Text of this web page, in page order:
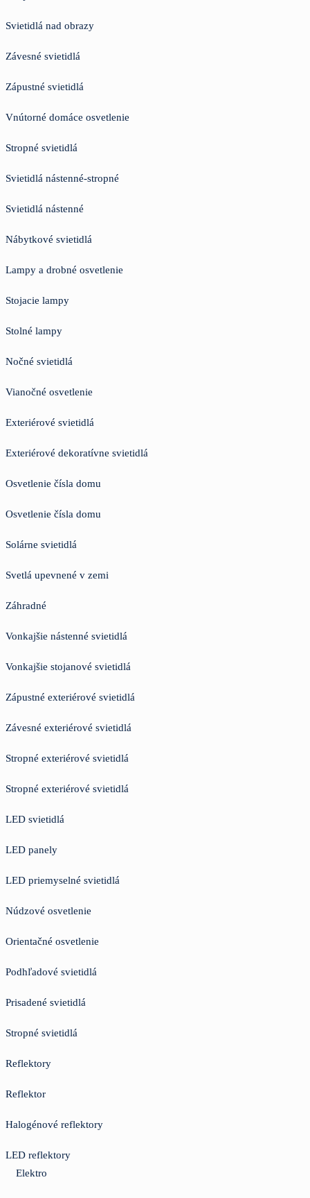
Svietidlá nad obrazy
Závesné svietidlá
Zápustné svietidlá
Vnútorné domáce osvetlenie
Stropné svietidlá
Svietidlá nástenné-stropné
Svietidlá nástenné
Nábytkové svietidlá
Lampy a drobné osvetlenie
Stojacie lampy
Stolné lampy
Nočné svietidlá
Vianočné osvetlenie
Exteriérové svietidlá
Exteriérové dekoratívne svietidlá
Osvetlenie čísla domu
Osvetlenie čísla domu
Solárne svietidlá
Svetlá upevnené v zemi
Záhradné
Vonkajšie nástenné svietidlá
Vonkajšie stojanové svietidlá
Zápustné exteriérové svietidlá
Závesné exteriérové svietidlá
Stropné exteriérové svietidlá
Stropné exteriérové svietidlá
LED svietidlá
LED panely
LED priemyselné svietidlá
Núdzové osvetlenie
Orientačné osvetlenie
Podhľadové svietidlá
Prisadené svietidlá
Stropné svietidlá
Reflektory
Reflektor
Halogénové reflektory
LED reflektory
Elektro